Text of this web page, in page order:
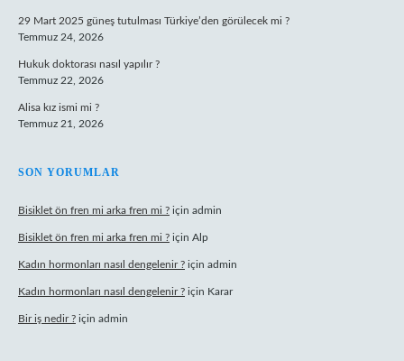
29 Mart 2025 güneş tutulması Türkiye’den görülecek mi ?
Temmuz 24, 2026
Hukuk doktorası nasıl yapılır ?
Temmuz 22, 2026
Alisa kız ismi mi ?
Temmuz 21, 2026
SON YORUMLAR
Bisiklet ön fren mi arka fren mi ? için admin
Bisiklet ön fren mi arka fren mi ? için Alp
Kadın hormonları nasıl dengelenir ? için admin
Kadın hormonları nasıl dengelenir ? için Karar
Bir iş nedir ? için admin